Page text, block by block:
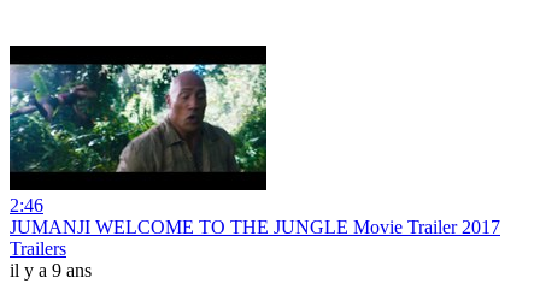
2:46
JUMANJI WELCOME TO THE JUNGLE Movie Trailer 2017
Trailers
il y a 9 ans